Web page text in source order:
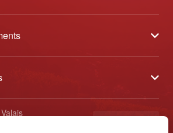
Valais
- CP 144 - 1964 Conthey